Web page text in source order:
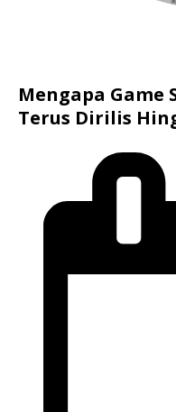
Mengapa Game
Terus Dirilis